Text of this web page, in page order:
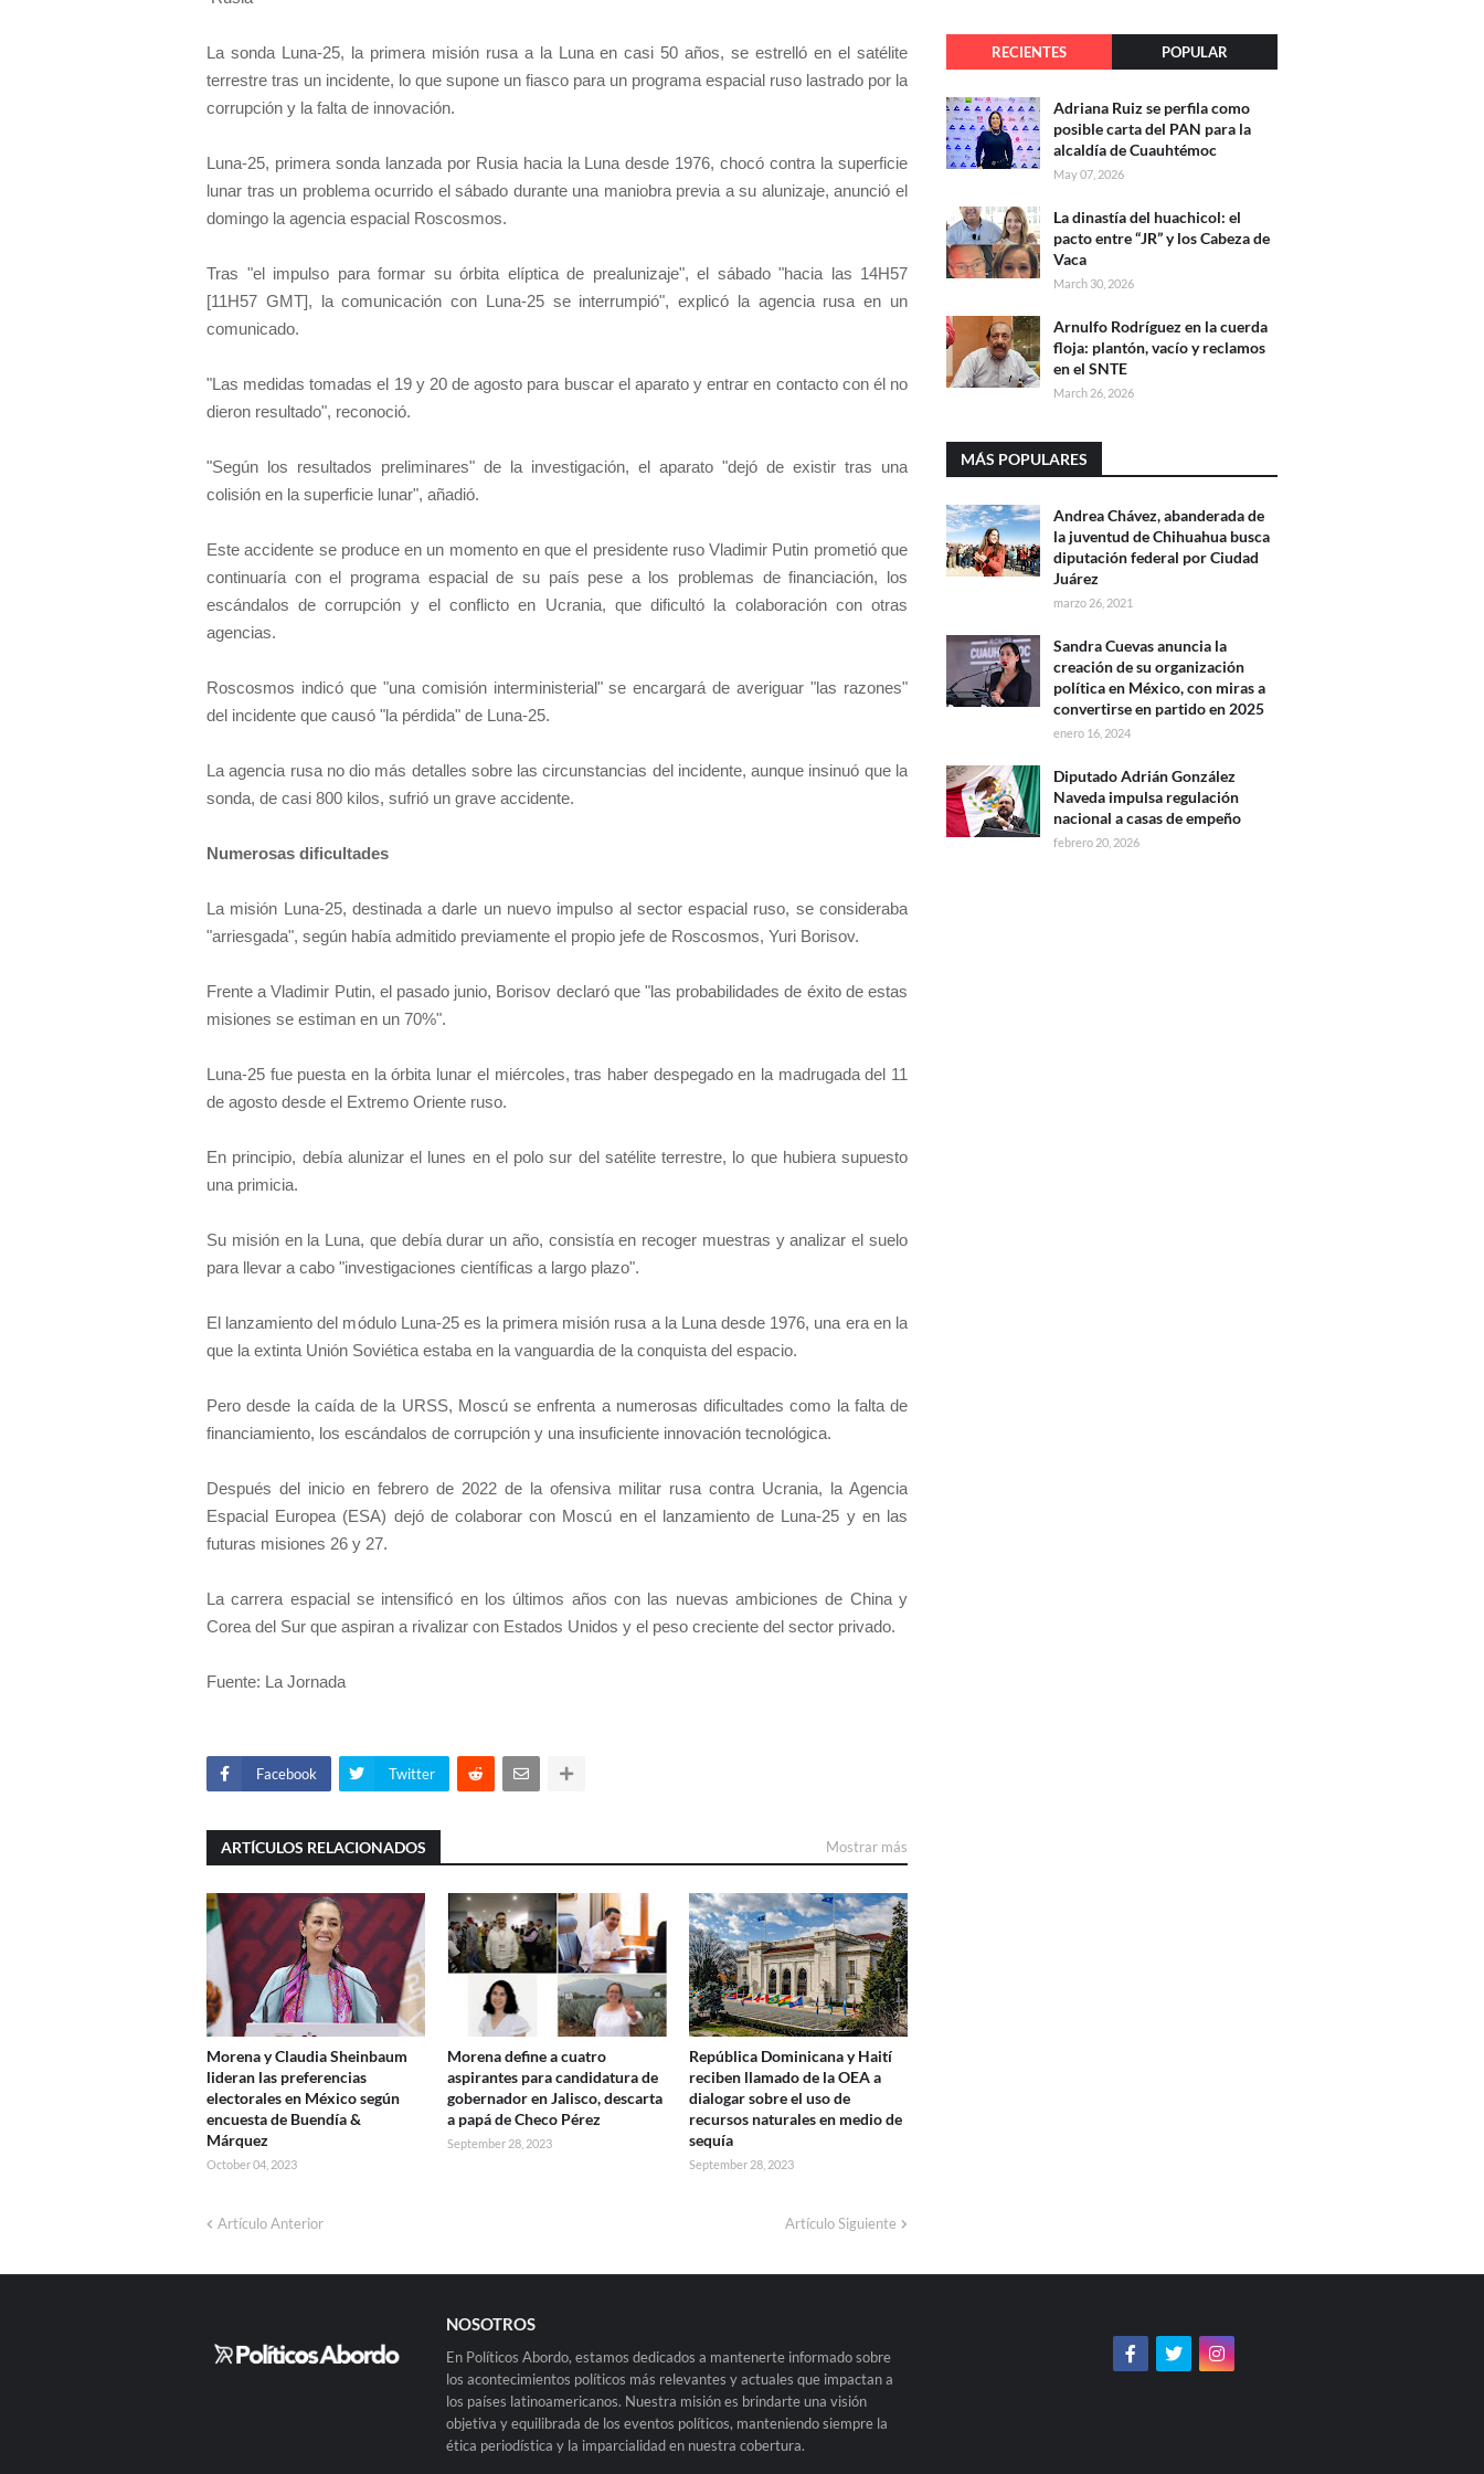
La sonda Luna-25, la primera misión rusa a la Luna en casi 50 años, se estrelló en el satélite
terrestre tras un incidente, lo que supone un fiasco para un programa espacial ruso lastrado por la
corrupción y la falta de innovación.
Luna-25, primera sonda lanzada por Rusia hacia la Luna desde 1976, chocó contra la superficie
lunar tras un problema ocurrido el sábado durante una maniobra previa a su alunizaje, anunció el
domingo la agencia espacial Roscosmos.
Tras "el impulso para formar su órbita elíptica de prealunizaje", el sábado "hacia las 14H57
[11H57 GMT], la comunicación con Luna-25 se interrumpió", explicó la agencia rusa en un
comunicado.
"Las medidas tomadas el 19 y 20 de agosto para buscar el aparato y entrar en contacto con él no
dieron resultado", reconoció.
"Según los resultados preliminares" de la investigación, el aparato "dejó de existir tras una
colisión en la superficie lunar", añadió.
Este accidente se produce en un momento en que el presidente ruso Vladimir Putin prometió que
continuaría con el programa espacial de su país pese a los problemas de financiación, los
escándalos de corrupción y el conflicto en Ucrania, que dificultó la colaboración con otras
agencias.
Roscosmos indicó que "una comisión interministerial" se encargará de averiguar "las razones"
del incidente que causó "la pérdida" de Luna-25.
La agencia rusa no dio más detalles sobre las circunstancias del incidente, aunque insinuó que la
sonda, de casi 800 kilos, sufrió un grave accidente.
Numerosas dificultades
La misión Luna-25, destinada a darle un nuevo impulso al sector espacial ruso, se consideraba
"arriesgada", según había admitido previamente el propio jefe de Roscosmos, Yuri Borisov.
Frente a Vladimir Putin, el pasado junio, Borisov declaró que "las probabilidades de éxito de estas
misiones se estiman en un 70%".
Luna-25 fue puesta en la órbita lunar el miércoles, tras haber despegado en la madrugada del 11
de agosto desde el Extremo Oriente ruso.
En principio, debía alunizar el lunes en el polo sur del satélite terrestre, lo que hubiera supuesto
una primicia.
Su misión en la Luna, que debía durar un año, consistía en recoger muestras y analizar el suelo
para llevar a cabo "investigaciones científicas a largo plazo".
El lanzamiento del módulo Luna-25 es la primera misión rusa a la Luna desde 1976, una era en la
que la extinta Unión Soviética estaba en la vanguardia de la conquista del espacio.
Pero desde la caída de la URSS, Moscú se enfrenta a numerosas dificultades como la falta de
financiamiento, los escándalos de corrupción y una insuficiente innovación tecnológica.
Después del inicio en febrero de 2022 de la ofensiva militar rusa contra Ucrania, la Agencia
Espacial Europea (ESA) dejó de colaborar con Moscú en el lanzamiento de Luna-25 y en las
futuras misiones 26 y 27.
La carrera espacial se intensificó en los últimos años con las nuevas ambiciones de China y
Corea del Sur que aspiran a rivalizar con Estados Unidos y el peso creciente del sector privado.
Fuente: La Jornada
Facebook Twitter
ARTÍCULOS RELACIONADOS Mostrar más
Morena y Claudia Sheinbaum
lideran las preferencias
electorales en México según
encuesta de Buendía &
Márquez
October 04, 2023
Morena define a cuatro
aspirantes para candidatura de
gobernador en Jalisco, descarta
a papá de Checo Pérez
September 28, 2023
República Dominicana y Haití
reciben llamado de la OEA a
dialogar sobre el uso de
recursos naturales en medio de
sequía
September 28, 2023
Artículo Anterior Artículo Siguiente
RECIENTES POPULAR
Adriana Ruiz se perfila como
posible carta del PAN para la
alcaldía de Cuauhtémoc
May 07, 2026
La dinastía del huachicol: el
pacto entre “JR” y los Cabeza de
Vaca
March 30, 2026
Arnulfo Rodríguez en la cuerda
floja: plantón, vacío y reclamos
en el SNTE
March 26, 2026
MÁS POPULARES
Andrea Chávez, abanderada de
la juventud de Chihuahua busca
diputación federal por Ciudad
Juárez
marzo 26, 2021
Sandra Cuevas anuncia la
creación de su organización
política en México, con miras a
convertirse en partido en 2025
enero 16, 2024
Diputado Adrián González
Naveda impulsa regulación
nacional a casas de empeño
febrero 20, 2026
NOSOTROS
En Políticos Abordo, estamos dedicados a mantenerte informado sobre
los acontecimientos políticos más relevantes y actuales que impactan a
los países latinoamericanos. Nuestra misión es brindarte una visión
objetiva y equilibrada de los eventos políticos, manteniendo siempre la
ética periodística y la imparcialidad en nuestra cobertura.